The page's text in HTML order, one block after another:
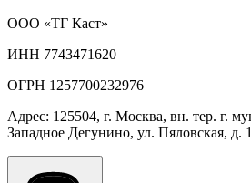
ООО «ТГ Каст»
ИНН 7743471620
ОГРН 1257700232976
Адрес: 125504, г. Москва, вн. тер. г.
Западное Дегунино, ул. Пяловская, д.